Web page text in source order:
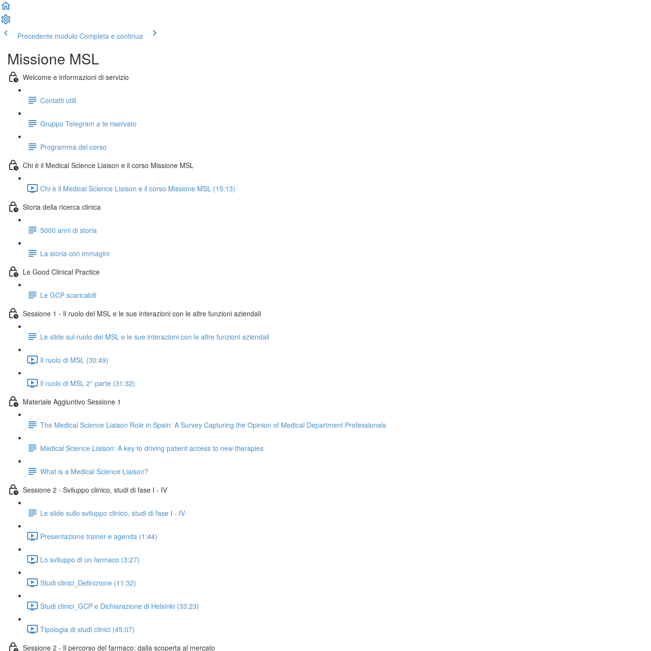
Precedente modulo Completa e continua
Missione MSL
Welcome e informazioni di servizio
Contatti utili
Gruppo Telegram a te riservato
Programma del corso
Chi è il Medical Science Liaison e il corso Missione MSL
Chi è il Medical Science Liaison e il corso Missione MSL (15:13)
Storia della ricerca clinica
5000 anni di storia
La storia con immagini
Le Good Clinical Practice
Le GCP scaricabili
Sessione 1 - Il ruolo del MSL e le sue interazioni con le altre funzioni aziendali
Le slide sul ruolo del MSL e le sue interazioni con le altre funzioni aziendali
Il ruolo di MSL (30:49)
Il ruolo di MSL 2° parte (31:32)
Materiale Aggiuntivo Sessione 1
The Medical Science Liaison Role in Spain: A Survey Capturing the Opinion of Medical Department Professionals
Medical Science Liaison: A key to driving patient access to new therapies
What is a Medical Science Liaison?
Sessione 2 - Sviluppo clinico, studi di fase I - IV
Le slide sullo sviluppo clinico, studi di fase I - IV
Presentazione trainer e agenda (1:44)
Lo sviluppo di un farmaco (3:27)
Studi clinici_Definizione (11:32)
Studi clinici_GCP e Dichiarazione di Helsinki (33:23)
Tipologia di studi clinici (45:07)
Sessione 2 - Il percorso del farmaco: dalla scoperta al mercato